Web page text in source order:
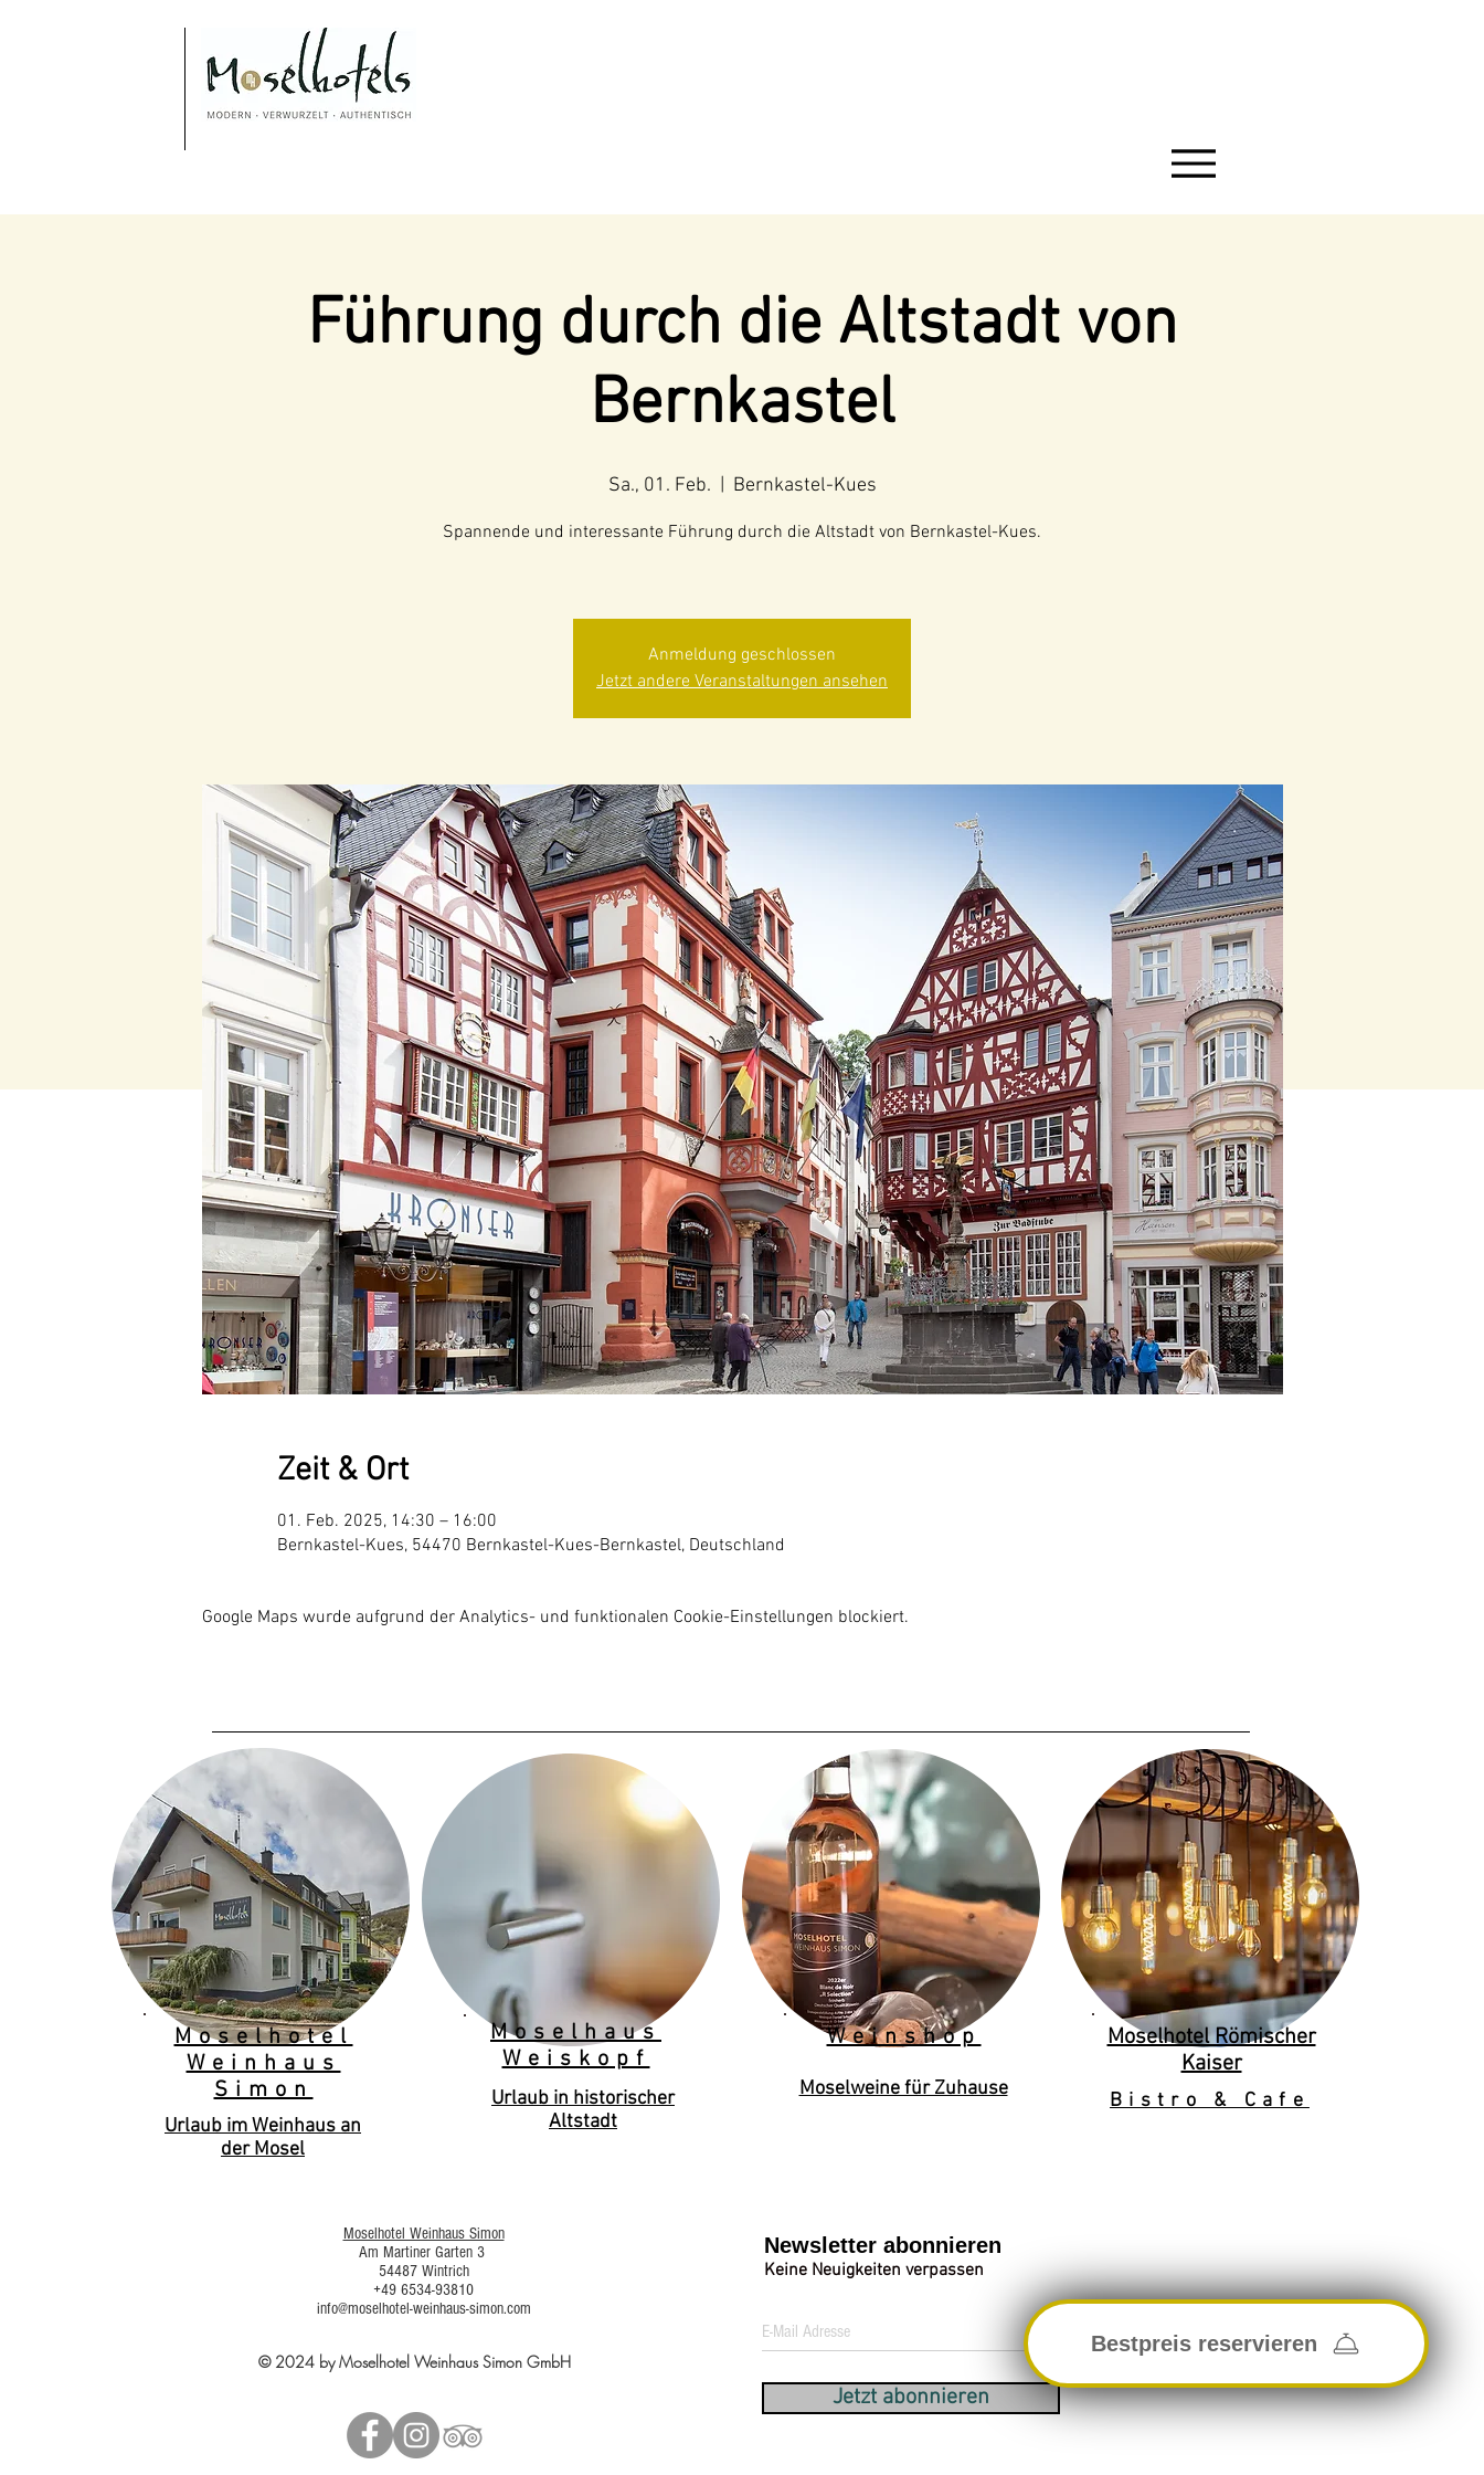
Führung durch die Altstadt von
Bernkastel
Sa., 01. Feb. Bernkastel-Kues
Spannende und interessante Führung durch die Altstadt von Bernkastel-Kues.
Anmeldung geschlossen
Jetzt andere Veranstaltungen ansehen
Zeit & Ort
01. Feb. 2025, 14:30 – 16:00
Bernkastel-Kues, 54470 Bernkastel-Kues-Bernkastel, Deutschland
Google Maps wurde aufgrund der Analytics- und funktionalen Cookie-Einstellungen blockiert.
Bestpreis reservieren
Moselhotel
Weinhaus
Simon
Urlaub im Weinhaus an
der Mosel
Moselhaus
Weiskopf
Urlaub in historischer
Altstadt
Weinshop
Moselweine für Zuhause
Moselhotel Römischer
Kaiser
Bistro & Cafe
Moselhotel Weinhaus Simon
Am Martiner Garten 3
54487 Wintrich
+49 6534-93810
info@moselhotel-weinhaus-simon.com
© 2024 by Moselhotel Weinhaus Simon GmbH
Newsletter abonnieren
Keine Neuigkeiten verpassen
Jetzt abonnieren